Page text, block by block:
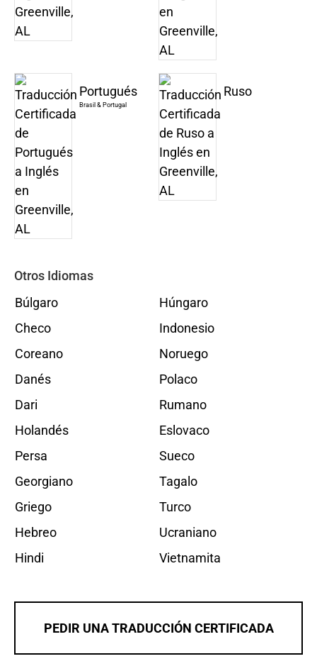
Portugués
Brasil & Portugal
Ruso
Otros Idiomas
Búlgaro
Checo
Coreano
Danés
Dari
Holandés
Persa
Georgiano
Griego
Hebreo
Hindi
Húngaro
Indonesio
Noruego
Polaco
Rumano
Eslovaco
Sueco
Tagalo
Turco
Ucraniano
Vietnamita
PEDIR UNA TRADUCCIÓN CERTIFICADA